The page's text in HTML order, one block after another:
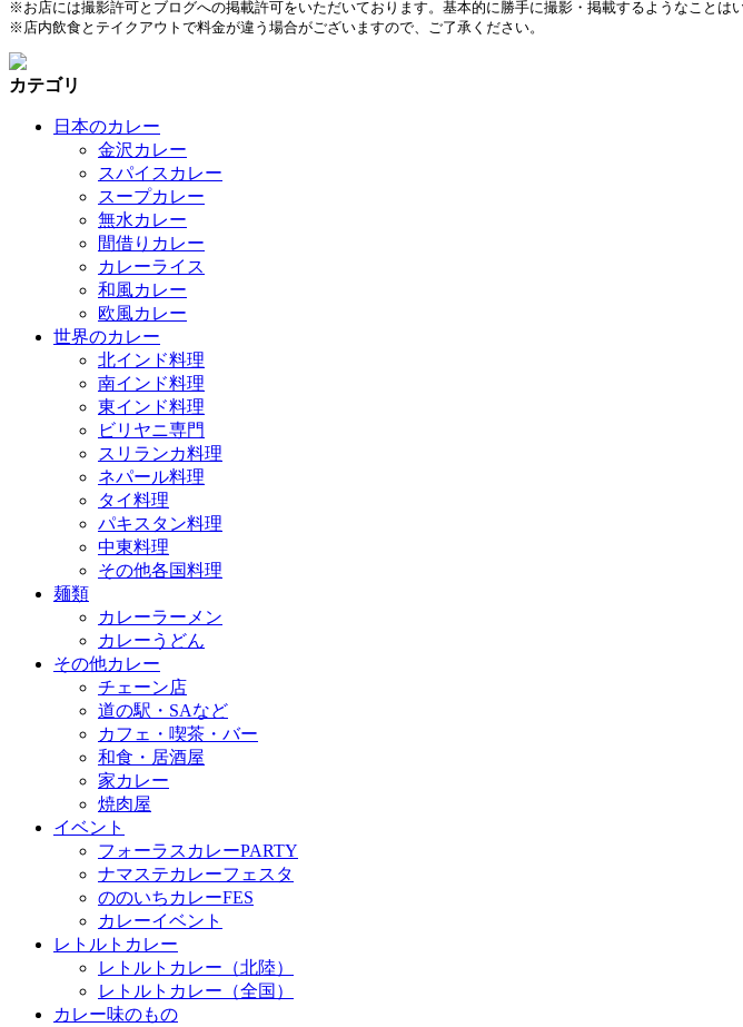
※お店には撮影許可とブログへの掲載許可をいただいております。基本的に勝手に撮影・掲載するようなことは
※店内飲食とテイクアウトで料金が違う場合がございますので、ご了承ください。
カテゴリ
日本のカレー
金沢カレー
スパイスカレー
スープカレー
無水カレー
間借りカレー
カレーライス
和風カレー
欧風カレー
世界のカレー
北インド料理
南インド料理
東インド料理
ビリヤニ専門
スリランカ料理
ネパール料理
タイ料理
パキスタン料理
中東料理
その他各国料理
麺類
カレーラーメン
カレーうどん
その他カレー
チェーン店
道の駅・SAなど
カフェ・喫茶・バー
和食・居酒屋
家カレー
焼肉屋
イベント
フォーラスカレーPARTY
ナマステカレーフェスタ
ののいちカレーFES
カレーイベント
レトルトカレー
レトルトカレー（北陸）
レトルトカレー（全国）
カレー味のもの